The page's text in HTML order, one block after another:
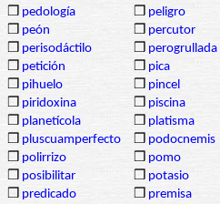
❒ pedología ❒ peligro
❒ peón ❒ percutor
❒ perisodáctilo ❒ perogrullada
❒ petición ❒ pica
❒ pihuelo ❒ pincel
❒ piridoxina ❒ piscina
❒ planetícola ❒ platisma
❒ pluscuamperfecto ❒ podocnemis
❒ polirrizo ❒ pomo
❒ posibilitar ❒ potasio
❒ predicado ❒ premisa